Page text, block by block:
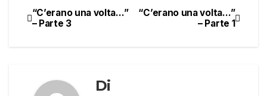
Navigazione
“C’erano una volta…”
– Parte 1
“C’erano una volta…”
– Parte 3
Di